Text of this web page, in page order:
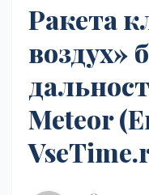
Ракета
воздух»
Meteor